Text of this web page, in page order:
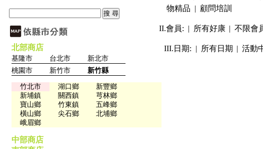
北部商店
基隆市 台北市
新北市
桃園市
新竹市 新竹縣
竹北市 湖口鄉
新豐鄉
新埔鎮
關西鎮
芎林鄉
寶山鄉
竹東鎮
五峰鄉
橫山鄉
尖石鄉
北埔鄉
峨眉鄉
中部商店
物精品 | 顧問培訓
II.會員: | 所有好康|不限會
III.日期: | 所有日期 |活動